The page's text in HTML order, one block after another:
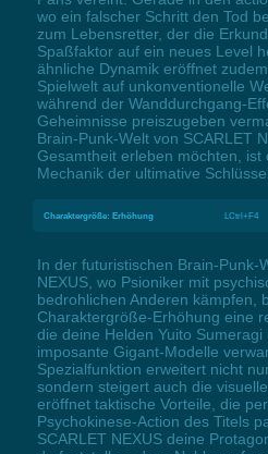
wo ein falscher Schritt den Tod
zum Lebensretter, der die
Spaßfaktor auf ein neues Level
ähnliche Dynamik eröffnet
Spielwelt auf unkonventionelle
während der Wanddurchgang-
Geheimnisse preiszugeben
Brain-Punk-Welt von SCARLET
Gesamtheit erleben möchten,
Mechanik der ultimative
Charaktergröße: Erhöhung LCtrl+F4
In der futuristischen Brain-Punk-
NEXUS, wo Psioniker mit
bedrohlichen Anderen kämpfen,
Charaktergröße-Erhöhung eine
die deine Helden Yuito
imposante Gigant-Modelle
Spezialfunktion erweitert nicht
sondern steigert auch die
eröffnet taktische Vorteile, die
Psychokinese-Action des Titels
SCARLET NEXUS deine